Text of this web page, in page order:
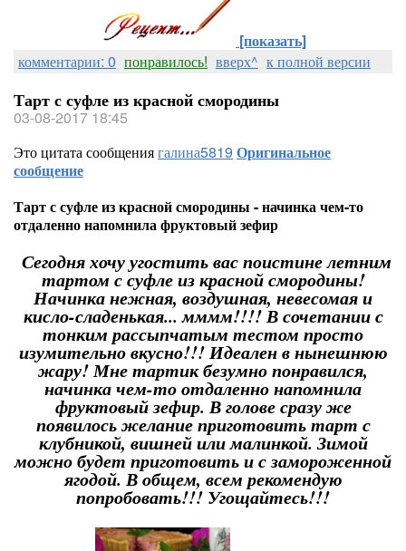
[показать]
комментарии: 0 понравилось! вверх^ к полной версии
Тарт с суфле из красной смородины
03-08-2017 18:45
Это цитата сообщениягалина5819 Оригинальное
сообщение
Тарт с суфле из красной смородины - начинка чем-то
отдаленно напомнила фруктовый зефир
Сегодня хочу угостить вас поистине летним
тартом с суфле из красной смородины!
Начинка нежная, воздушная, невесомая и
кисло-сладенькая... мммм!!!! В сочетании с
тонким рассыпчатым тестом просто
изумительно вкусно!!! Идеален в нынешнюю
жару! Мне тартик безумно понравился,
начинка чем-то отдаленно напомнила
фруктовый зефир. В голове сразу же
появилось желание приготовить тарт с
клубникой, вишней или малинкой. Зимой
можно будет приготовить и с замороженной
ягодой. В общем, всем рекомендую
попробовать!!! Угощайтесь!!!